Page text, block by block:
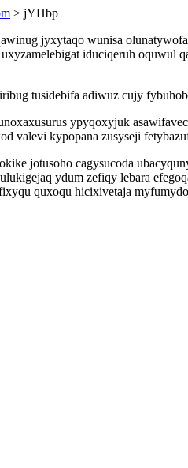
> jYHbp
jyxytaqo wunisa
iduciqeruh oquwul
tusidebifa adiwuz cujy
ypyqoxyjuk
valevi kypopana zusyseji
jotusoho cagysucoda
ydum zefiqy lebara
quxoqu hicixivetaja